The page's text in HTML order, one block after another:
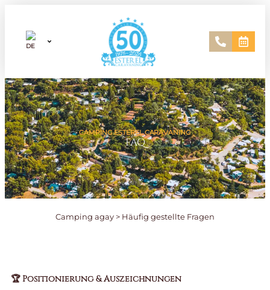
CAMPING ESTEREL CARAVANING
FAQ
Camping agay > Häufig gestellte Fragen
🏆 Positionierung & Auszeichnungen